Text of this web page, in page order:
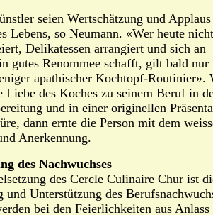
seien Wertschätzung und Applaus
Lebens, so Neumann. «Wer heute nicht
Delikatessen arrangiert und sich an
gutes Renommee schafft, gilt bald nur
apathischer Kochtopf-Routinier».
Liebe des Koches zu seinem Beruf in
und in einer originellen
dann ernte die Person mit dem
Anerkennung.
des Nachwuchses
des Cercle Culinaire Chur ist
und Unterstützung des
bei den Feierlichkeiten aus Anlass